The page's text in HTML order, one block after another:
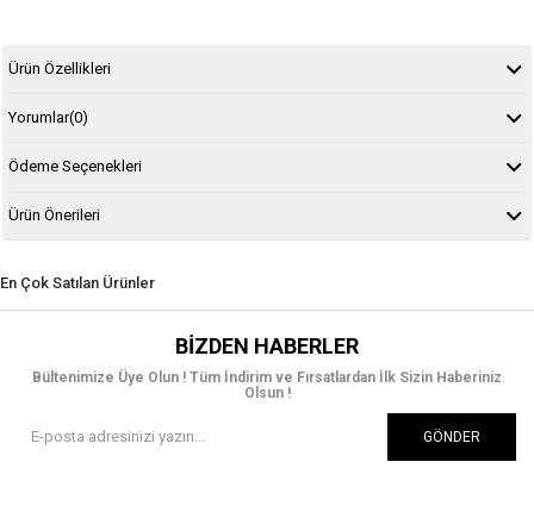
Ürün Özellikleri
Yorumlar(0)
Ödeme Seçenekleri
Ürün Önerileri
En Çok Satılan Ürünler
BIZDEN HABERLER
Bültenimize Üye Olun ! Tüm İndirim ve Fırsatlardan İlk Sizin Haberiniz
Olsun !
GÖNDER